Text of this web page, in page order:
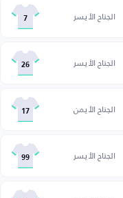
الجناح الأيسر 7
الجناح الأيسر 26
الجناح الأيمن 17
الجناح الأيسر 99